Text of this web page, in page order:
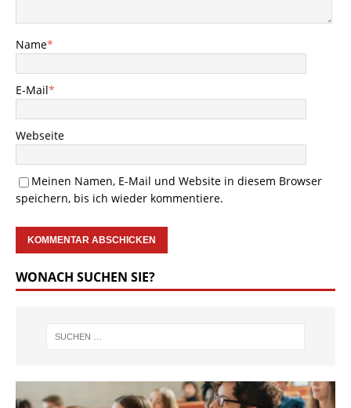
Name*
E-Mail*
Webseite
Meinen Namen, E-Mail und Website in diesem Browser
speichern, bis ich wieder kommentiere.
WONACH SUCHEN SIE?